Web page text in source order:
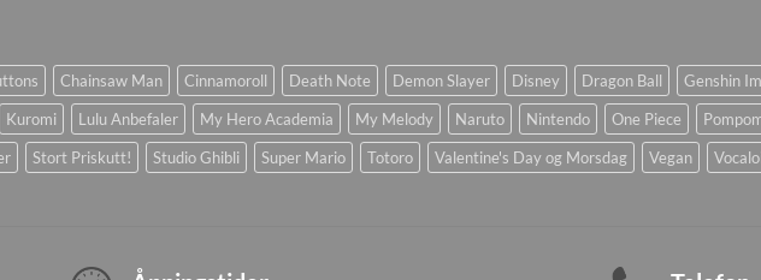
Chainsaw Man Cinnamoroll Death Note Demon Slayer Disney Dragon Ball Genshin
Kuromi Lulu Anbefaler My Hero Academia My Melody Naruto Nintendo One Piece
Stort Priskutt! Studio Ghibli Super Mario Totoro Valentine's Day og Morsdag Vegan